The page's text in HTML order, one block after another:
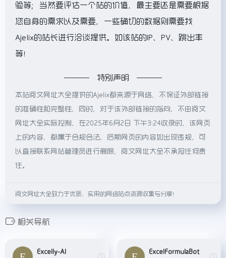
验等；当然要评估一个站的价值，最主要还是需要根据
您自身的需求以及需要，一些确切的数据则需要找
Ajelix的站长进行洽谈提供。如该站的IP、PV、跳出率
等！
特别声明
本站阅文网址大全提供的Ajelix都来源于网络，不保证外部链接
的准确性和完整性，同时，对于该外部链接的指向，不由阅文
网址大全实际控制，在2025年6月2日 下午3:24收录时，该网页
上的内容，都属于合规合法，后期网页的内容如出现违规，可
以直接联系网站管理员进行删除，阅文网址大全不承担任何责
任。
阅文网址大全致力于优质、实用的网络站点资源收集与分享！
相关导航
Excelly-AI ExcelFormulaBot